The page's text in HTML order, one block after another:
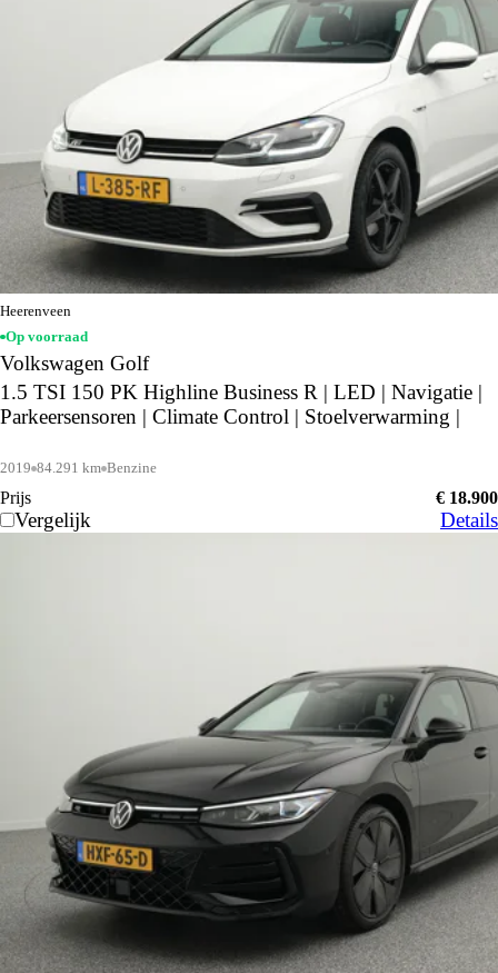
Heerenveen
Op voorraad
Volkswagen Golf
1.5 TSI 150 PK Highline Business R | LED | Navigatie |
Parkeersensoren | Climate Control | Stoelverwarming |
2019 84.291 km Benzine
Prijs € 18.900
Vergelijk Details